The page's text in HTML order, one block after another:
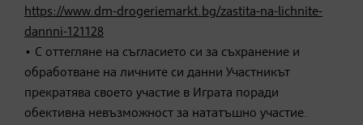
https://www.dm-drogeriemarkt.bg/zastita-na-lichnite-
dannni-121128
• С оттегляне на съгласието си за съхранение и
обработване на личните си данни Участникът
прекратява своето участие в Играта поради
обективна невъзможност за нататъшно участие.